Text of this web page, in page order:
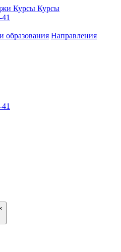
Курсы Курсы
образования Направления